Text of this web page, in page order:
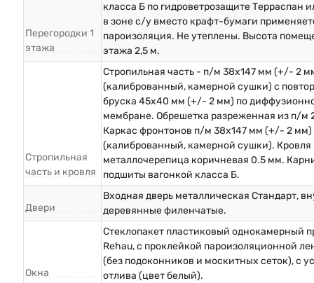
Перегородки 1
этажа
класса Б по гидроветрозащите Терраспан
в зоне с/у вместо крафт-бумаги
пароизоляция. Не утеплены. Высота
этажа 2,5 м.
Стропильная
часть и кровля
Стропильная часть - п/м 38х147 мм (+/- 2
(калиброванный, камерной сушки) с
бруска 45х40 мм (+/- 2 мм) по
мембране. Обрешетка разреженная из п/м
Каркас фронтонов п/м 38х147 мм (+/- 2 мм)
(калиброванный, камерной сушки). Кровля
металлочерепица коричневая 0.5 мм.
подшиты вагонкой класса Б.
Двери
Входная дверь металлическая Стандарт,
деревянные филенчатые.
Окна
Стеклопакет пластиковый однокамерный
Rehau, с проклейкой пароизоляционной
(без подоконников и москитных сеток), с
отлива (цвет белый).